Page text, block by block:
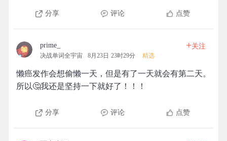
分享 评论 点赞
prime_
决战单词全宇宙 8月23日 23时29分 精选
+关注
懒癌发作会想偷懒一天，但是有了一天就会有第二天。
所以🤔我还是坚持一下就好了！！！
分享 评论 点赞